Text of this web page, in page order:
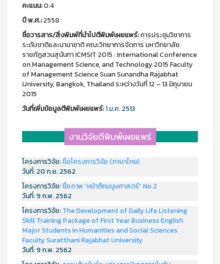
คะแนน:0.4
ปี พ.ศ.:2558
ชื่อวารสาร/สิ่งพิมพ์ที่นำไปตีพิมพ์เผยแพร์:การประชุมวิชาการ
ระดับชาติและนานาชาติ คณะวิทยาการจัดการ มหาวิทยาลัย
ราชภัฏสวนสุนันทา ICMSIT 2015 : International Conference
on Management Science, and Technology 2015 Faculty
of Management Science Suan Sunandha Rajabhat
University, Bangkok, Thailand ระหว่างวันที่ 12 – 13 มิถุนายน
2015
วันที่เพิ่มข้อมูลตีพิมพ์เผยแพร์:1 ม.ค. 2513
งานวิจัยตีพิมพ์เผยแพร่
โครงการวิจัย:ชื่อโครงการวิจัย (ภาษาไทย)
วันที่:20 ก.ย. 2562
โครงการวิจัย:ชื่อภาพ “หน้าตึกมนุษศาสตร์” No.2
วันที่:9 ก.พ. 2562
โครงการวิจัย:The Development of Daily Life Listening
Skill Training Package of First Year Business English
Major Students in Humanities and Social Sciences
Faculty Suratthani Rajabhat University
วันที่:9 ก.พ. 2562